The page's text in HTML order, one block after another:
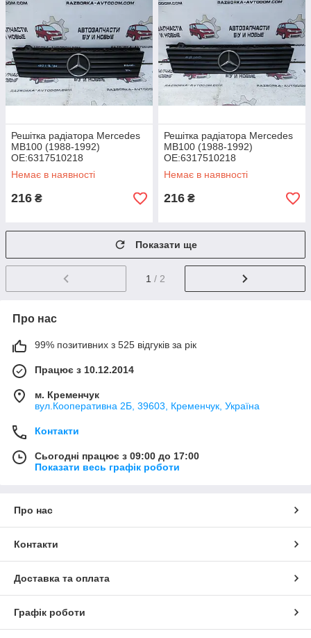
Решітка радіатора Mercedes
MB100 (1988-1992)
OE:6317510218
Немає в наявності
216 ₴
Решітка радіатора Mercedes
MB100 (1988-1992)
OE:6317510218
Немає в наявності
216 ₴
Показати ще
1 / 2
Про нас
99% позитивних з 525 відгуків за рік
Працює з 10.12.2014
м. Кременчук
вул.Кооперативна 2Б, 39603, Кременчук, Україна
Контакти
Сьогодні працює з 09:00 до 17:00
Показати весь графік роботи
Про нас
Контакти
Доставка та оплата
Графік роботи